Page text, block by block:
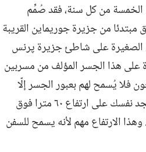
الخمسة من كل سنة،‏ فقد صُمِّم
من جزيرة جوريماين القريبة
الصغيرة على شاطئ جزيرة پرنس
على هذا الجسر المؤلف من مسربين
فلا يُسمح لهم بعبور الجسر إلّا
على متن عربات خُصِّصت لهذا الغرض.‏ وفي منتصف الجسر تجد نفسك على ارتفاع ٦٠ مترا فوق
مبنى مؤلف من ٢٠ طبقة تقريبا.‏ وهذا الارتفاع مهم لأنه يسمح للسفن